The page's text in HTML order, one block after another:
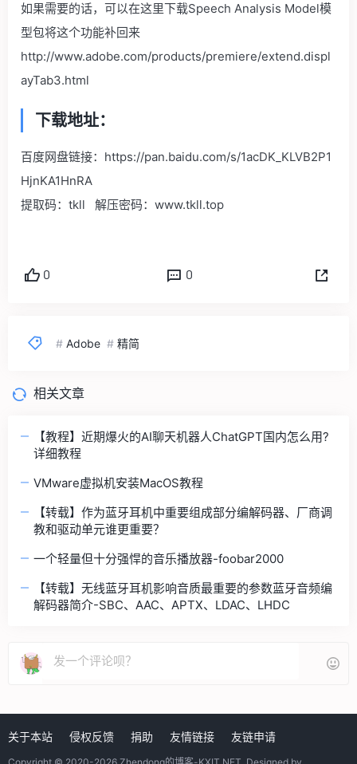
如果需要的话，可以在这里下载Speech Analysis Model模
型包将这个功能补回来
http://www.adobe.com/products/premiere/extend.displ
ayTab3.html
下载地址：
百度网盘链接：https://pan.baidu.com/s/1acDK_KLVB2P1
HjnKA1HnRA
提取码：tkll 解压密码：www.tkll.top
0 0
# Adobe # 精简
相关文章
【教程】近期爆火的AI聊天机器人ChatGPT国内怎么用?
详细教程
VMware虚拟机安装MacOS教程
【转载】作为蓝牙耳机中重要组成部分编解码器、厂商调
教和驱动单元谁更重要？
一个轻量但十分强悍的音乐播放器-foobar2000
【转载】无线蓝牙耳机影响音质最重要的参数蓝牙音频编
解码器简介-SBC、AAC、APTX、LDAC、LHDC
关于本站 侵权反馈 捐助 友情链接 友链申请